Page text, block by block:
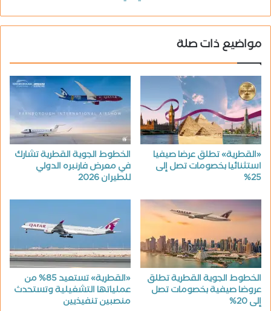
مواضيع ذات صلة
«القطرية» تطلق عرضا صيفيا
استثنائيا بخصومات تصل إلى
25%
الخطوط الجوية القطرية تشارك
في معرض فارنبره الدولي
للطيران 2026
الخطوط الجوية القطرية تطلق
عروضا صيفية بخصومات تصل
إلى 20%
«القطرية» تستعيد 85% من
عملياتها التشغيلية وتستحدث
منصبين تنفيذيين